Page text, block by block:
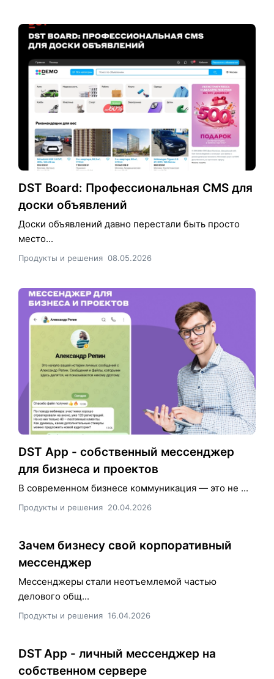
DST Board: Профессиональная CMS для
доски объявлений
Доски объявлений давно перестали быть просто
место...
Продукты и решения 08.05.2026
DST App - собственный мессенджер
для бизнеса и проектов
В современном бизнесе коммуникация — это не ...
Продукты и решения 20.04.2026
Зачем бизнесу свой корпоративный
мессенджер
Мессенджеры стали неотъемлемой частью
делового общ...
Продукты и решения 16.04.2026
DST App - личный мессенджер на
собственном сервере